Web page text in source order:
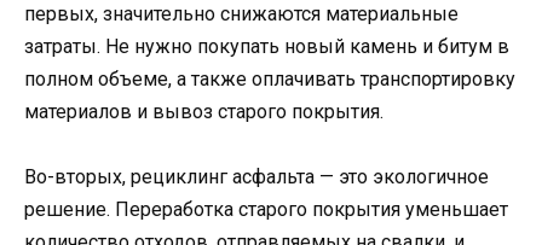
первых, значительно снижаются материальные
затраты. Не нужно покупать новый камень и битум в
полном объеме, а также оплачивать транспортировку
материалов и вывоз старого покрытия.
Во-вторых, рециклинг асфальта — это экологичное
решение. Переработка старого покрытия уменьшает